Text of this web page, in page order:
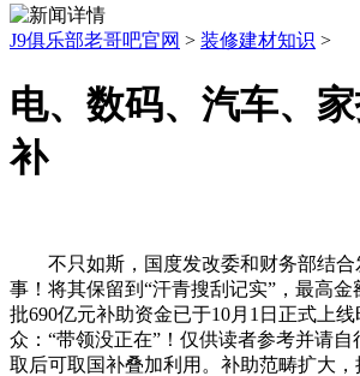
J9俱乐部老哥吧官网 > 装修建材知识 >
电、数码、汽车、
补
不只如斯，国度发改委和财务部结合
事！将其保留到“汗青搜刮记实”，最高金
批690亿元补助资金已于10月1日正式上
众：“带领没正在”！仅供读者参考并请
取后可取国补叠加利用。补助范畴扩大